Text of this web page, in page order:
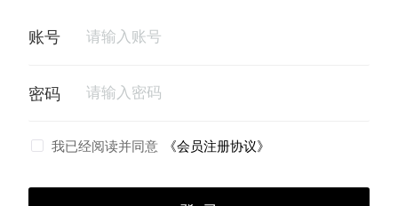
我已经阅读并同意 《会员注册协议》